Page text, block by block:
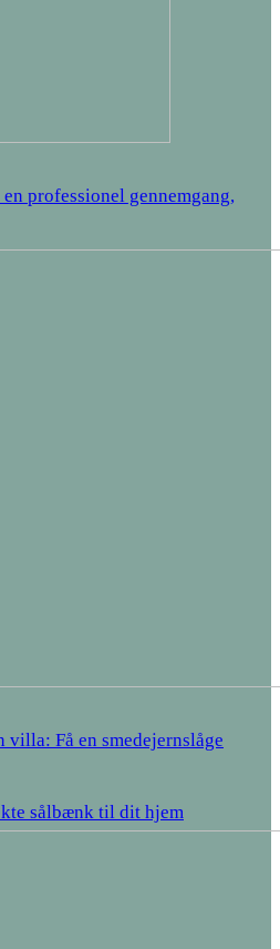
professionel gennemgang,
Få en smedejernslåge
sålbænk til dit hjem